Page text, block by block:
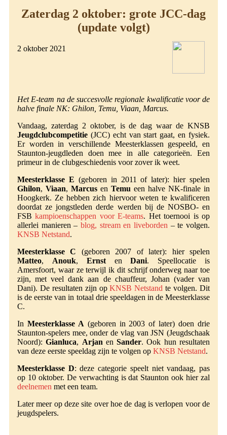
Zaterdag 2 oktober: grote JCC-dag
(update volgt)
2 oktober 2021
Het E-team na de succesvolle regionale kwalificatie voor de
halve finale NK: Ghilon, Temu, Viaan, Marcus.
Vandaag, zaterdag 2 oktober, is de dag waar de KNSB
Jeugdclubcompetitie (JCC) echt van start gaat, en fysiek.
Er worden in verschillende Meesterklassen gespeeld, en
Staunton-jeugdleden doen mee in alle categorieën. Een
primeur in de clubgeschiedenis voor zover ik weet.
Meesterklasse E (geboren in 2011 of later): hier spelen
Ghilon, Viaan, Marcus en Temu een halve NK-finale in
Hoogkerk. Ze hebben zich hiervoor weten te kwalificeren
doordat ze jongstleden derde werden bij de NOSBO- en
FSBkampioenschappen voor E-teams. Het toernooi is op
allerlei manieren – blog, stream en liveborden – te volgen.
KNSB Netstand.
Meesterklasse C (geboren 2007 of later): hier spelen
Matteo, Anouk, Ernst enDani. Speellocatie is
Amersfoort, waar ze terwijl ik dit schrijf onderweg naar toe
zijn, met veel dank aan de chauffeur, Johan (vader van
Dani). De resultaten zijn opKNSB Netstand te volgen. Dit
is de eerste van in totaal drie speeldagen in de Meesterklasse
C.
In Meesterklasse A(geboren in 2003 of later) doen drie
Staunton-spelers mee, onder de vlag van JSN (Jeugdschaak
Noord):Gianluca, Arjan enSander. Ook hun resultaten
van deze eerste speeldag zijn te volgen op KNSB Netstand.
Meesterklasse D: deze categorie speelt niet vandaag, pas
op 10 oktober. De verwachting is dat Staunton ook hier zal
deelnemen met een team.
Later meer op deze site over hoe de dag is verlopen voor de
jeugdspelers.